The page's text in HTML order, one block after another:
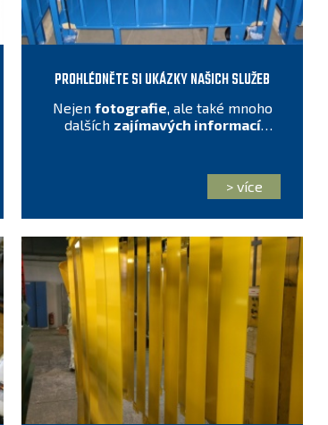
PROHLÉDNĚTE SI UKÁZKY NAŠICH SLUŽEB
Nejen fotografie, ale také mnoho
dalších zajímavých informací
> více